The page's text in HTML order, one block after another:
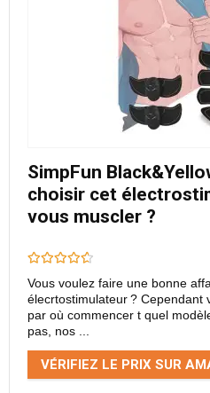
SimpFun
choisir cet
vous muscler ?
Vous voulez faire une bonne
élecrtostimulateur ? Cependant
par où commencer t quel
pas, nos ...
VÉRIFIEZ LE PRIX SUR